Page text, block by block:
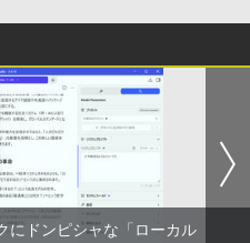
にドンピシャな「ローカル